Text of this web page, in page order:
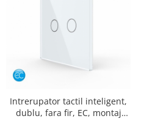
Intrerupator tactil inteligent,
dublu, fara fir, EC, montaj